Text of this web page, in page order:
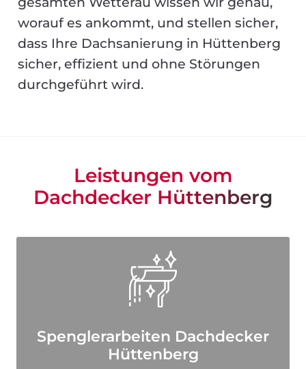
worauf es ankommt, und stellen sicher,
dass Ihre Dachsanierung in Hüttenberg
sicher, effizient und ohne Störungen
durchgeführt wird.
Leistungen vom
Dachdecker Hüttenberg
Spenglerarbeiten Dachdecker
Hüttenberg